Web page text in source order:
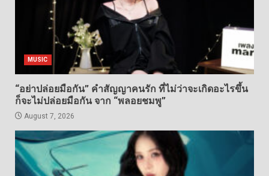
MUSIC
“อย่าปล่อยมือกัน” คำสัญญาคนรัก ที่ไม่ว่าจะเกิดอะไรขึ้น
ก็จะไม่ปล่อยมือกัน จาก “พลอยชมพู”
August 7, 2026